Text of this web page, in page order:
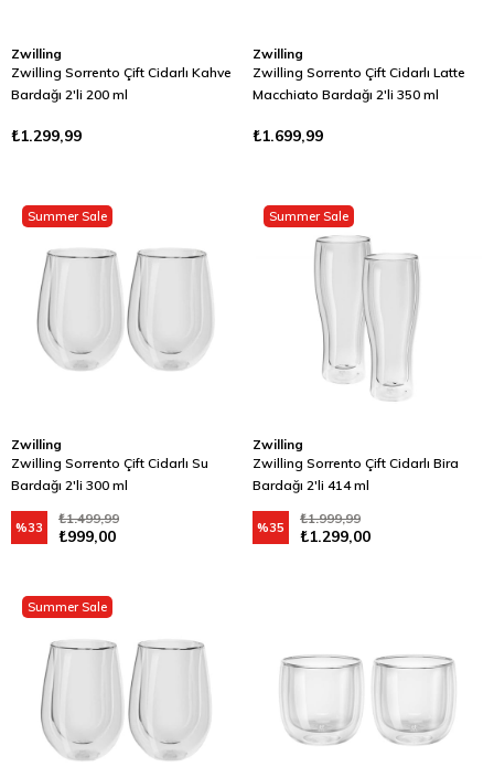
Zwilling
Zwilling Sorrento Çift Cidarlı Kahve
Bardağı 2'li 200 ml
₺1.299,99
Zwilling
Zwilling Sorrento Çift Cidarlı Latte
Macchiato Bardağı 2'li 350 ml
₺1.699,99
Zwilling
Zwilling Sorrento Çift Cidarlı Su
Bardağı 2'li 300 ml
₺999,00
₺1.499,99
%33
Summer Sale
Zwilling
Zwilling Sorrento Çift Cidarlı Bira
Bardağı 2'li 414 ml
₺1.299,00
₺1.999,99
%35
Summer Sale
Summer Sale